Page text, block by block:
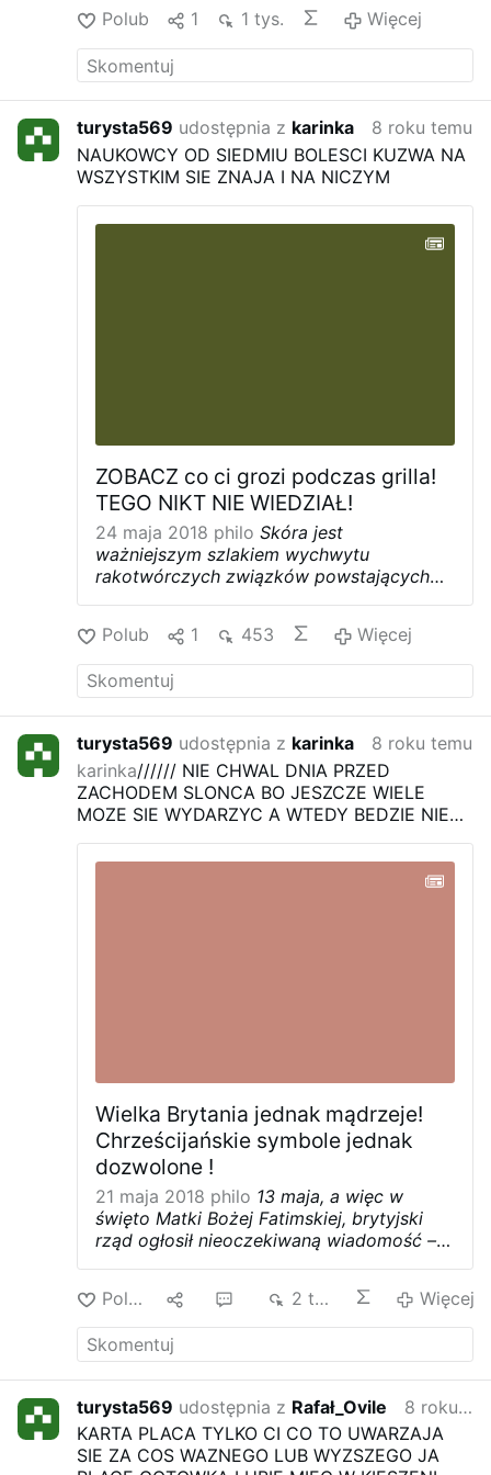
Polub 1 1 tys. Więcej
turysta569 udostępnia z karinka
8 roku temu
NAUKOWCY OD SIEDMIU BOLESCI KUZWA NA
WSZYSTKIM SIE ZNAJA I NA NICZYM
ZOBACZ co ci grozi podczas grilla!
TEGO NIKT NIE WIEDZIAŁ!
24 maja 2018 philo Skóra jest
ważniejszym szlakiem wychwytu
rakotwórczych związków powstających
płuca. Autorzy artykułu z pisma
Environmental Science & Technology
zauważyli też, że ubranie nie chroni tak
dobrze, jak mogłoby się wydawać –
Każdy z nas lubi grillować, ale każdy z nas
w ogóle nie ma pojęcia co się dzieje z
naszym ciałem podczas tego miłego
biesiadowania. Podczas grillowania
powstaje sporo wielopierścieniowych
węglowodorów aromatycznych (WWA),
które mogą powodować choroby dróg
konsumpcja grillowanych pokarmów. Na
drugim miejscu znalazła się jednak skóra,
a nie oddychanie. Co … Więcej
Polub 1 453 Więcej
turysta569 udostępnia z karinka
8 roku temu
karinka////// NIE CHWAL DNIA PRZED
ZACHODEM SLONCA BO JESZCZE WIELE
MOZE SIE WYDARZYC A WTEDY BEDZIE NIE
Wielka Brytania jednak mądrzeje!
Chrześcijańskie symbole jednak
dozwolone !
21 maja 2018 philo 13 maja, a więc w
święto Matki Bożej Fatimskiej, brytyjski
rząd ogłosił nieoczekiwaną wiadomość –
dotyczące
dress codew miejscach pracy,
w tym także te dotyczące ubrań i
akcesoriów wskazujących na
przez Government Equalities Office
(Rządowy Urząd Równości) 17 maja,
odnoszą się głównie do zapobiegania
Polub 2 tys. Więcej
turysta569 udostępnia z Rafał_Ovile
8 roku temu
KARTA PLACA TYLKO CI CO TO UWARZAJA
SIE ZA COS WAZNEGO LUB WYZSZEGO JA